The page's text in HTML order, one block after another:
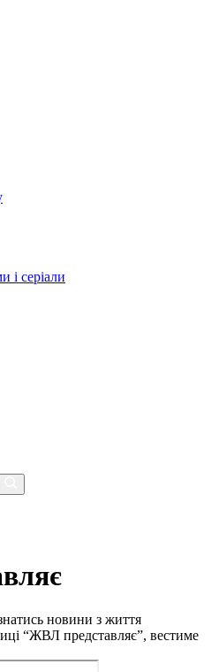
і серіали
новини з життя
“ЖВЛ представляє”, вестиме